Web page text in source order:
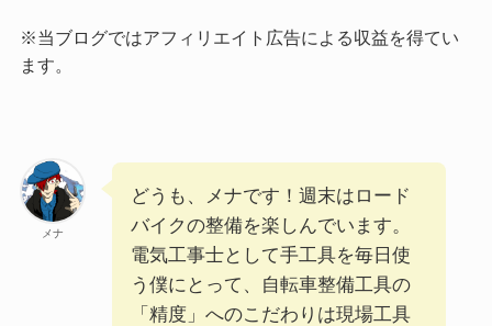
※当ブログではアフィリエイト広告による収益を得てい
ます。
メナ
どうも、メナです！週末はロード
バイクの整備を楽しんでいます。
電気工事士として手工具を毎日使
う僕にとって、自転車整備工具の
「精度」へのこだわりは現場工具